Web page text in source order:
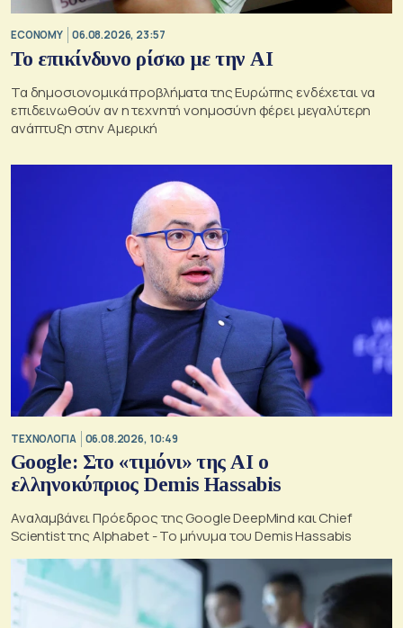
ECONOMY 06.08.2026, 23:57
Το επικίνδυνο ρίσκο με την ΑΙ
Τα δημοσιονομικά προβλήματα της Ευρώπης ενδέχεται να
επιδεινωθούν αν η τεχνητή νοημοσύνη φέρει μεγαλύτερη
ανάπτυξη στην Αμερική
ΤΕΧΝΟΛΟΓΙΑ 06.08.2026, 10:49
Google: Στο «τιμόνι» της AI ο
ελληνοκύπριος Demis Hassabis
Αναλαμβάνει Πρόεδρος της Google DeepMind και Chief
Scientist της Alphabet - Το μήνυμα του Demis Hassabis